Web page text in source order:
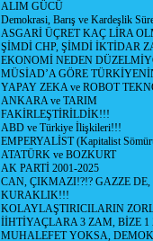
ALIM GÜCÜ
Demokrasi, Barış ve Kardeşlik
ASGARİ ÜÇRET KAÇ LİRA
ŞİMDİ CHP, ŞİMDİ İKTİDAR
EKONOMİ NEDEN
MÜSİAD’A GÖRE
YAPAY ZEKA ve ROBOT
ANKARA ve TARIM
FAKİRLEŞTİRİLDİK!!!
ABD ve Türkiye İlişkileri!!!
EMPERYALİST (Kapitalist
ATATÜRK ve BOZKURT
AK PARTİ 2001-2025
CAN, ÇIKMAZI!?!? GAZZE
KURAKLIK!!!
KOLAYLAŞTIRICILARIN
İİHTİYAÇLARA 3 ZAM, BİZE
MUHALEFET YOKSA,